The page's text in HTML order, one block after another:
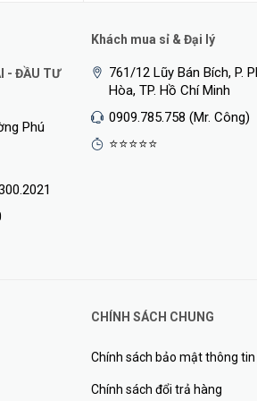
là lồng 10G SFP+. Tất cả các cổng đều
của bo mạch – vì vậy vỏ máy hoạt động
- VoHoang.vn
- ĐẦU TƯ
Phú
Khách mua sỉ & Đại lý
761/12 Lũy Bán Bích, P.
Hòa, TP. Hồ Chí Minh
0909.785.758 (Mr. Công)
⭐⭐⭐⭐⭐
CHÍNH SÁCH CHUNG
Chính sách bảo mật thông tin
Chính sách đổi trả hàng